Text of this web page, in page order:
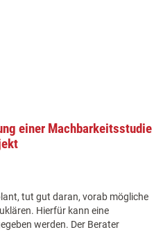
einer Machbarkeitsstudie
tut gut daran, vorab mögliche
Hierfür kann eine
werden. Der Berater